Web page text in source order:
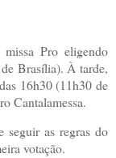
Pro eligendo
Brasília). À tarde,
16h30 (11h30 de
Cantalamessa.
seguir as regras do
votação.